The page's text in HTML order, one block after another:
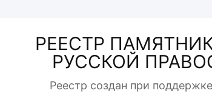
РЕЕСТР
РУССКОЙ
Реестр создан при